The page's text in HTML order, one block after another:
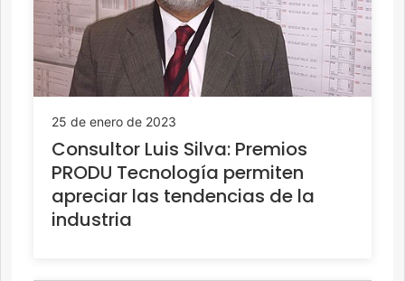
25 de enero de 2023
Consultor Luis Silva: Premios
PRODU Tecnología permiten
apreciar las tendencias de la
industria